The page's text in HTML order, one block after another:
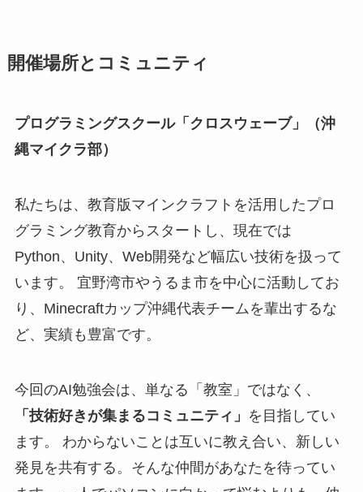
開催場所とコミュニティ
プログラミングスクール「クロスウェーブ」（沖
縄マイクラ部）
私たちは、教育版マインクラフトを活用したプロ
グラミング教育からスタートし、現在では
Python、Unity、Web開発など幅広い技術を扱って
います。 宜野湾市やうるま市を中心に活動してお
り、Minecraftカップ沖縄代表チームを輩出するな
ど、実績も豊富です。
今回のAI勉強会は、単なる「教室」ではなく、
「技術好きが集まるコミュニティ」 を目指してい
ます。 わからないことは互いに教え合い、新しい
発見を共有する。そんな仲間があなたを待ってい